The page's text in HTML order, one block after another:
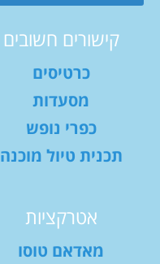
קישורים חשובים
כרטיסים
מסעדות
כפרי נופש
תכנית טיול מוכנה
אטרקציות
מאדאם טוסו